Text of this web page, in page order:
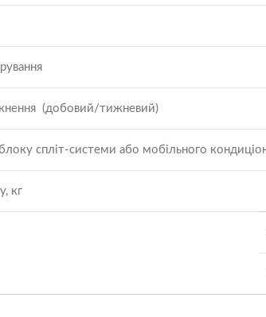
(добовий/тижневий)
блоку спліт-системи або мобільного
кг